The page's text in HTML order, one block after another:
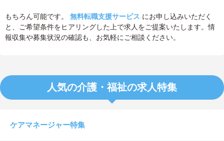
もちろん可能です。 無料転職支援サービス にお申し込みいただく
と、ご希望条件をヒアリングした上で求人をご提案いたします。情
報収集や募集状況の確認も、お気軽にご相談ください。
人気の介護・福祉の求人特集
ケアマネージャー特集